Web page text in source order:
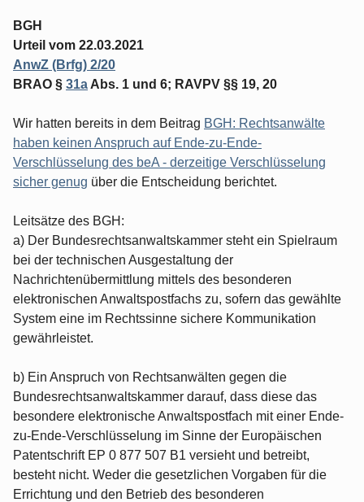
BGH
Urteil vom 22.03.2021
AnwZ (Brfg) 2/20
BRAO § 31a Abs. 1 und 6; RAVPV §§ 19, 20
Wir hatten bereits in dem Beitrag BGH: Rechtsanwälte
haben keinen Anspruch auf Ende-zu-Ende-
Verschlüsselung des beA - derzeitige Verschlüsselung
sicher genug über die Entscheidung berichtet.
Leitsätze des BGH:
a) Der Bundesrechtsanwaltskammer steht ein Spielraum
bei der technischen Ausgestaltung der
Nachrichtenübermittlung mittels des besonderen
elektronischen Anwaltspostfachs zu, sofern das gewählte
System eine im Rechtssinne sichere Kommunikation
gewährleistet.
b) Ein Anspruch von Rechtsanwälten gegen die
Bundesrechtsanwaltskammer darauf, dass diese das
besondere elektronische Anwaltspostfach mit einer Ende-
zu-Ende-Verschlüsselung im Sinne der Europäischen
Patentschrift EP 0 877 507 B1 versieht und betreibt,
besteht nicht. Weder die gesetzlichen Vorgaben für die
Errichtung und den Betrieb des besonderen